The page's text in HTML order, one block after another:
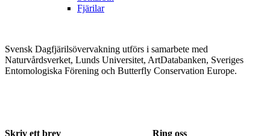
Fjärilar
Svensk Dagfjärilsövervakning utförs i samarbete med
Naturvårdsverket, Lunds Universitet, ArtDatabanken, Sveriges
Entomologiska Förening och Butterfly Conservation Europe.
Skriv ett brev Ring oss